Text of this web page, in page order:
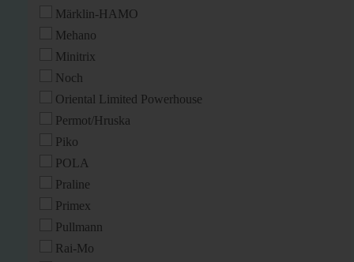
Märklin-HAMO
Mehano
Minitrix
Noch
Oriental Limited Powerhouse
Permot/Hruska
Piko
POLA
Praline
Primex
Pullmann
Rai-Mo